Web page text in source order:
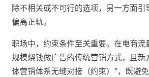
除不相关或不可行的选项，另一方面
偏离正轨。
职场中，约束条件至关重要。在电商流
规模烧钱做广告的传统营销方式，且
体营销体系无缝对接（约束）”，既避